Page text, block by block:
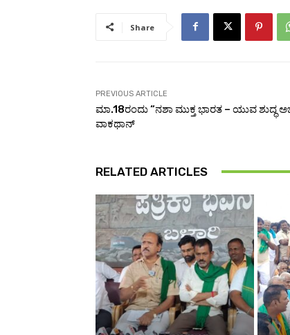
Share
PREVIOUS ARTICLE
ಮಾ.18ರಂದು “ನಶಾ ಮುಕ್ತ ಭಾರತ – ಯುವ ಶುದ್ಧ
ವಾಕಥಾನ್
RELATED ARTICLES